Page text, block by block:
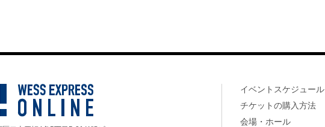
イベントスケジュール
チケットの購入方法
会場・ホール